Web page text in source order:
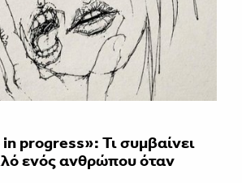
progress»: Τι συμβαίνει
ενός ανθρώπου όταν